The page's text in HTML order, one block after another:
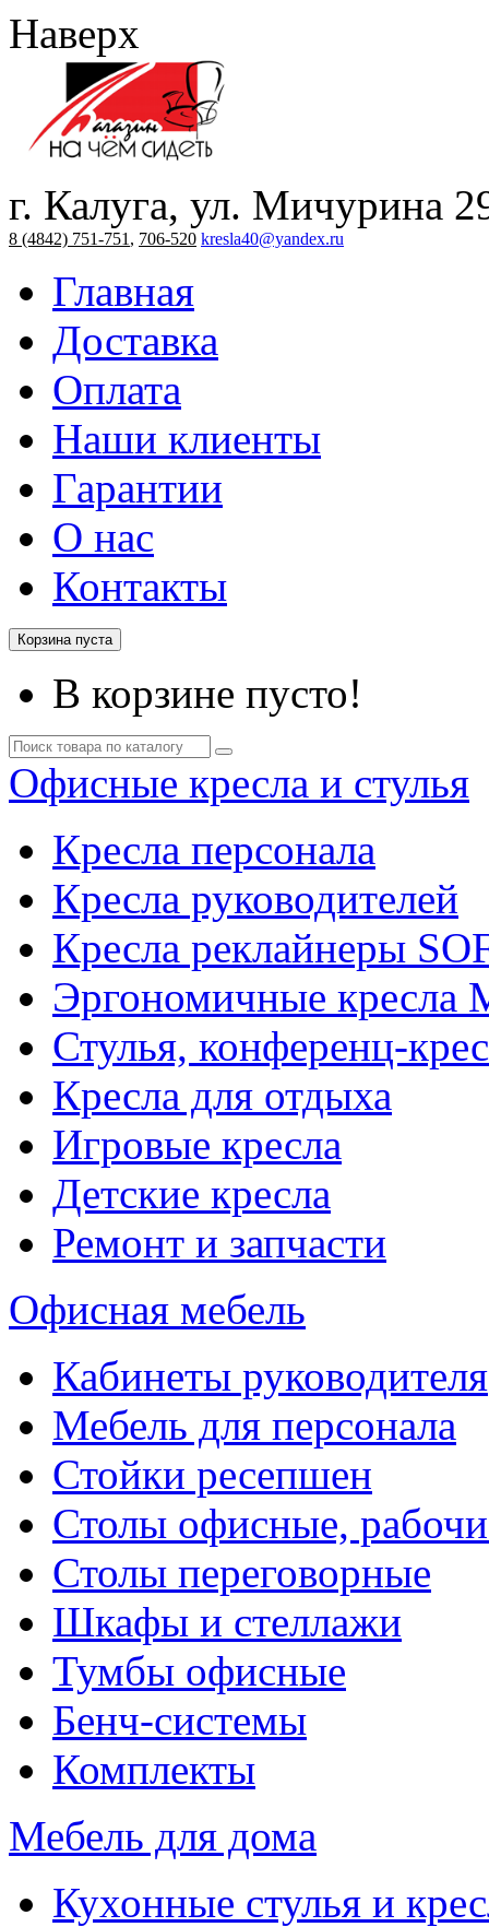
Наверх
г. Калуга, ул. Мичурина
8 (4842) 751-751 , 706-520 kresla40@yandex.ru
Главная
Доставка
Оплата
Наши клиенты
Гарантии
О нас
Контакты
Корзина пуста
В корзине пусто!
Офисные кресла и стулья
Кресла персонала
Кресла руководителей
Кресла реклайнеры
Эргономичные
Стулья, конференц-
Кресла для отдыха
Игровые кресла
Детские кресла
Ремонт и запчасти
Офисная мебель
Кабинеты руководителя
Мебель для персонала
Стойки ресепшен
Столы офисные,
Столы переговорные
Шкафы и стеллажи
Тумбы офисные
Бенч-системы
Комплекты
Мебель для дома
Кухонные стулья и